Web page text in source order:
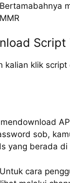
Bertamabahnya
MMR
kalian klik
sob,
yang berada
Untuk cara